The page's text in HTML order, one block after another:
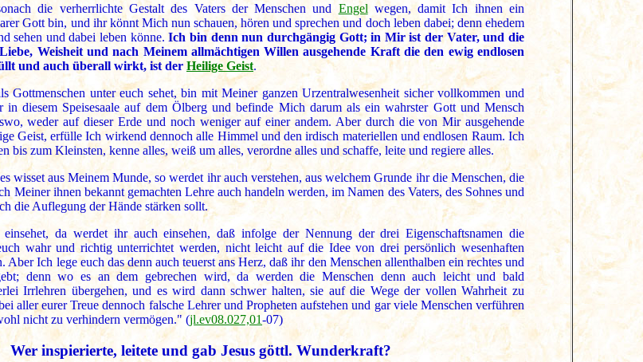
die verherrlichte Gestalt des Vaters der Menschen und Engelwegen, damit Ich ihnen ein
Gott bin, und ihr könnt Mich nun schauen, hören und sprechen und doch leben dabei; denn ehedem
sehen und dabei leben könne.Ich bin denn nun durchgängig Gott; in Mir ist der Vater, und die
Weisheit und nach Meinem allmächtigen Willen ausgehende Kraft die den ewig endlosen
und auch überall wirkt, ist der Heilige Geist.
Gottmenschen unter euch sehet, bin mit Meiner ganzen Urzentralwesenheit sicher vollkommen und
in diesem Speisesaale auf dem Ölberg und befinde Mich darum als ein wahrster Gott und Mensch
weder auf dieser Erde und noch weniger auf einer andem. Aber durch die von Mir ausgehende
Geist, erfülle Ich wirkend dennoch alle Himmel und den irdisch materiellen und endlosen Raum. Ich
bis zum Kleinsten, kenne alles, weiß um alles, verordne alles und schaffe, leite und regiere alles.
wisset aus Meinem Munde, so werdet ihr auch verstehen, aus welchem Grunde ihr die Menschen, die
Meiner ihnen bekannt gemachten Lehre auch handeln werden, im Namen des Vaters, des Sohnes und
die Auflegung der Hände stärken sollt.
da werdet ihr auch einsehen, daß infolge der Nennung der drei Eigenschaftsnamen die
wahr und richtig unterrichtet werden, nicht leicht auf die Idee von drei persönlich wesenhaften
Aber Ich lege euch das denn auch teuerst ans Herz, daß ihr den Menschen allenthalben ein rechtes und
denn wo es an dem gebrechen wird, da werden die Menschen denn auch leicht und bald
Irrlehren übergehen, und es wird dann schwer halten, sie auf die Wege der vollen Wahrheit zu
aller eurer Treue dennoch falsche Lehrer und Propheten aufstehen und gar viele Menschen verführen
nicht zu verhindern vermögen." (jl.ev08.027,01-07)
Wer inspierierte, leitete und gab Jesus göttl. Wunderkraft?